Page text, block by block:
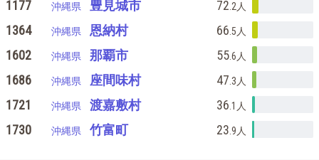
1177 沖縄県 豊見城市 72 .2 人
1364 沖縄県 恩納村 66 .5 人
1602 沖縄県 那覇市 55.6 人
1686 沖縄県 座間味村 47 .3 人
1721 沖縄県 渡嘉敷村 36 .1 人
1730 沖縄県 竹富町 23 .9 人